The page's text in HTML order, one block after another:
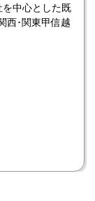
中心とした既
西･関東甲信越